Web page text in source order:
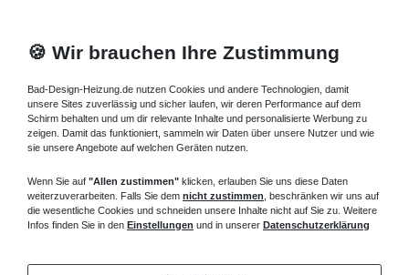
160aus ESG Sicherheitsglas rahmenlos oder 3-teilig aus
rollstuhlgerechte Dusche für Nischeneinbau, an. Kaufen Sie hier
Ihre Duschtür bodentief als Pendel für die Nische. Eine Duschtür
als Pendel können Sie auch als Raumabtrennung im Badezimmer
verwenden.
bodengleiche Duschtür Pendeltür
160 cm - barrierefreie rahmenlose
Nischentür für Nischeneinbau
Fragen zu Duschtür mit Pendeltür 160 cm breit ? Rufen Sie an,
🍪 Wir brauchen Ihre Zustimmung
Bad-Design-Heizung.de nutzen Cookies und andere Technologien, damit
unsere Sites zuverlässig und sicher laufen, wir deren Performance auf dem
Schirm behalten und um dir relevante Inhalte und personalisierte Werbung zu
zeigen. Damit das funktioniert, sammeln wir Daten über unsere Nutzer und wie
sie unsere Angebote auf welchen Geräten nutzen.
Wenn Sie auf "Allen zustimmen" klicken, erlauben Sie uns diese Daten
weiterzuverarbeiten. Falls Sie dem nicht zustimmen , beschränken wir uns auf
die wesentliche Cookies und schneiden unsere Inhalte nicht auf Sie zu. Weitere
Infos finden Sie in den Einstellungen und in unserer Datenschutzerklärung